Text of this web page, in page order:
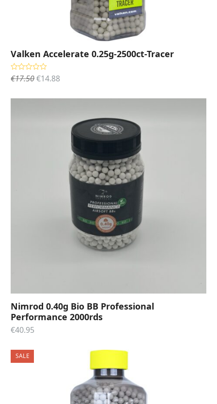
Valken Accelerate 0.25g-2500ct-Tracer
Gewaardeerd
5.00 uit 5
€17.50Oorspronkelijke
was:
€14.88Huidige
is:
Nimrod 0.40g Bio BB Professional
Performance 2000rds
€40.95
SALE